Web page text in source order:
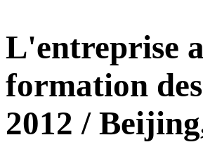
L'entreprise
formation
2012 /